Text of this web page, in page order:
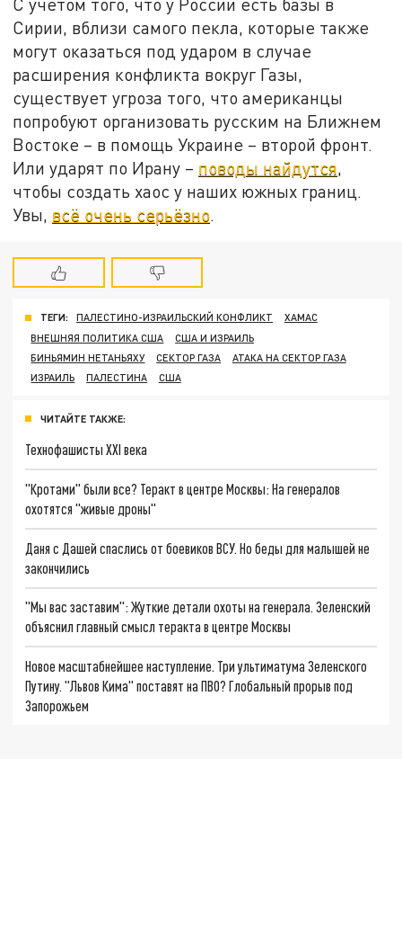
Сирии, вблизи самого пекла, которые также
могут оказаться под ударом в случае
расширения конфликта вокруг Газы,
существует угроза того, что американцы
попробуют организовать русским на Ближнем
Востоке – в помощь Украине – второй фронт.
Или ударят по Ирану – поводы найдутся,
чтобы создать хаос у наших южных границ.
Увы, всё очень серьёзно.
ТЕГИ: ПАЛЕСТИНО-ИЗРАИЛЬСКИЙ КОНФЛИКТ
ХАМАС
ВНЕШНЯЯ ПОЛИТИКА США
США И ИЗРАИЛЬ
БИНЬЯМИН НЕТАНЬЯХУ
СЕКТОР ГАЗА
АТАКА НА СЕКТОР ГАЗА
ИЗРАИЛЬ
ПАЛЕСТИНА США
ЧИТАЙТЕ ТАКЖЕ:
Технофашисты XXI века
"Кротами" были все? Теракт в центре Москвы: На генералов
охотятся "живые дроны"
Даня с Дашей спаслись от боевиков ВСУ. Но беды для малышей не
закончились
"Мы вас заставим": Жуткие детали охоты на генерала. Зеленский
объяснил главный смысл теракта в центре Москвы
Новое масштабнейшее наступление. Три ультиматума Зеленского
Путину. "Львов Кима" поставят на ПВО? Глобальный прорыв под
Запорожьем